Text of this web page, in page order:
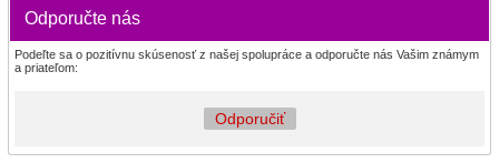
Odporučte nás
Podeľte sa o pozitívnu skúsenosť z našej spolupráce a odporučte nás Vašim známym
a priateľom:
Odporučiť